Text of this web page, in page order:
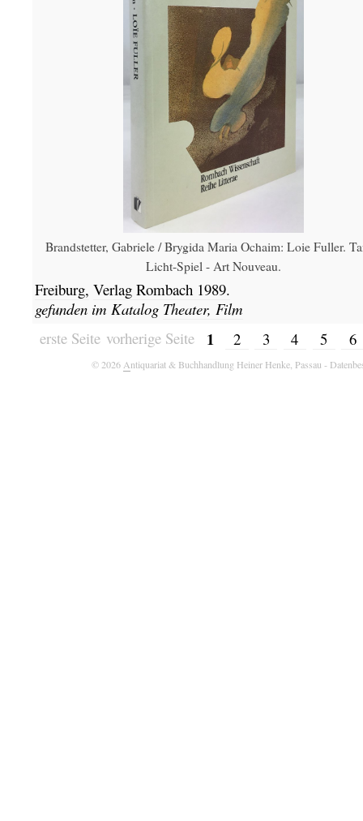
Brandstetter, Gabriele / Brygida Maria Ochaim: Loie Fuller.
Licht-Spiel - Art Nouveau.
Freiburg, Verlag Rombach 1989.
gefunden im Katalog Theater, Film
erste Seite vorherige Seite 1 2 3 4 5 6
© 2026 Antiquariat & Buchhandlung Heiner Henke, Passau -